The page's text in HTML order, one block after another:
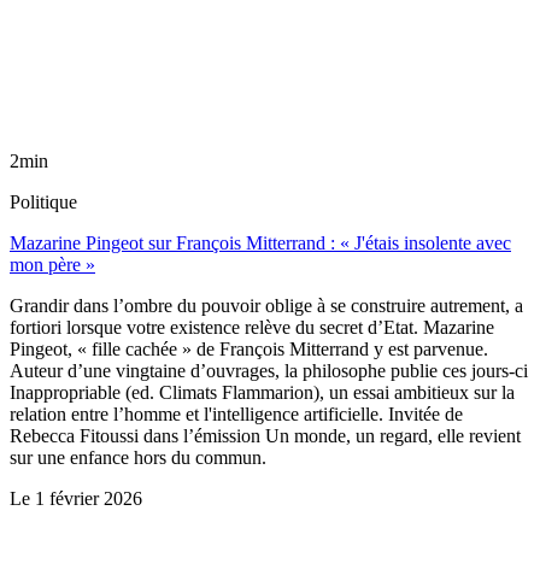
2min
Politique
Mazarine Pingeot sur François Mitterrand : « J'étais insolente avec
mon père »
Grandir dans l’ombre du pouvoir oblige à se construire autrement, a
fortiori lorsque votre existence relève du secret d’Etat. Mazarine
Pingeot, « fille cachée » de François Mitterrand y est parvenue.
Auteur d’une vingtaine d’ouvrages, la philosophe publie ces jours-ci
Inappropriable (ed. Climats Flammarion), un essai ambitieux sur la
relation entre l’homme et l'intelligence artificielle. Invitée de
Rebecca Fitoussi dans l’émission Un monde, un regard, elle revient
sur une enfance hors du commun.
Le 1 février 2026